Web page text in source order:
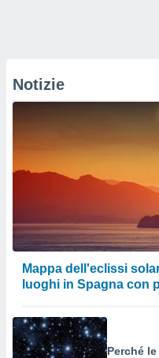
Notizie
Mappa dell'eclissi
luoghi in Spagna con
Perché